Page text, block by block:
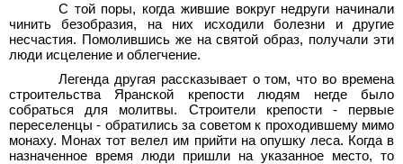
С той поры, когда жившие вокруг недруги начинали
чинить безобразия, на них исходили болезни и другие
несчастия. Помолившись же на святой образ, получали эти
люди исцеление и облегчение.
Легенда другая рассказывает о том, что во времена
строительства Яранской крепости людям негде было
собраться для молитвы. Строители крепости - первые
переселенцы - обратились за советом к проходившему мимо
монаху. Монах тот велел им прийти на опушку леса. Когда в
назначенное время люди пришли на указанное место, то